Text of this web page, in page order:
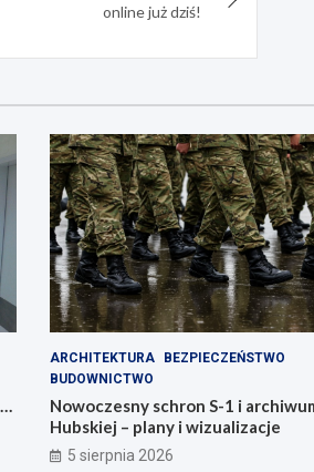
online już dziś!
ARCHITEKTURA
BEZPIECZEŃSTWO
BUDOWNICTWO
Nowoczesny schron S-1 i
Hubskiej – plany i wizualizacje
5 sierpnia 2026